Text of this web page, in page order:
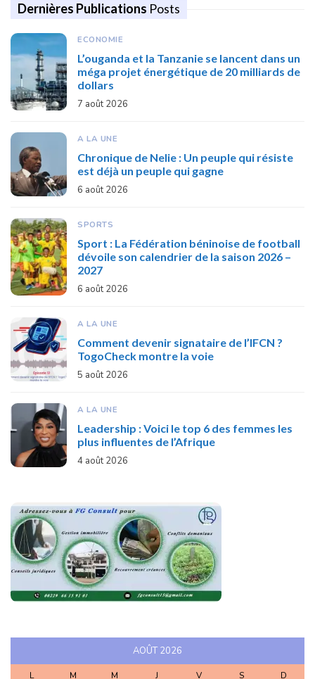
Dernières Publications Posts
ECONOMIE
L’ouganda et la Tanzanie se lancent dans un
méga projet énergétique de 20 milliards de
dollars
7 août 2026
A LA UNE
Chronique de Nelie : Un peuple qui résiste
est déjà un peuple qui gagne
6 août 2026
SPORTS
Sport : La Fédération béninoise de football
dévoile son calendrier de la saison 2026 –
2027
6 août 2026
A LA UNE
Comment devenir signataire de l’IFCN ?
TogoCheck montre la voie
5 août 2026
A LA UNE
Leadership : Voici le top 6 des femmes les
plus influentes de l’Afrique
4 août 2026
AOÛT 2026
L M M J V S D